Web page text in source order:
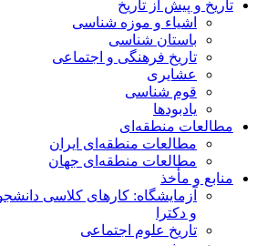
تاریخ و پیش از تاریخ
اشیاء و موزه شناسی
باستان شناسی
تاریخ فرهنگی و اجتماعی
عشایری
قوم شناسی
یادبودها
مطالعات منطقه‌ای
مطالعات منطقه‌ای ایران
مطالعات منطقه‌ای جهان
منابع و مأخذ
آزمایشگاه: کارهای کلاسی
و دکترا
تاریخ علوم اجتماعی